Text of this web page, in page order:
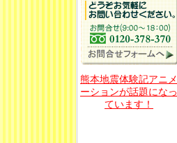
熊本地震体験記アニメ
ーションが話題になっ
ています！